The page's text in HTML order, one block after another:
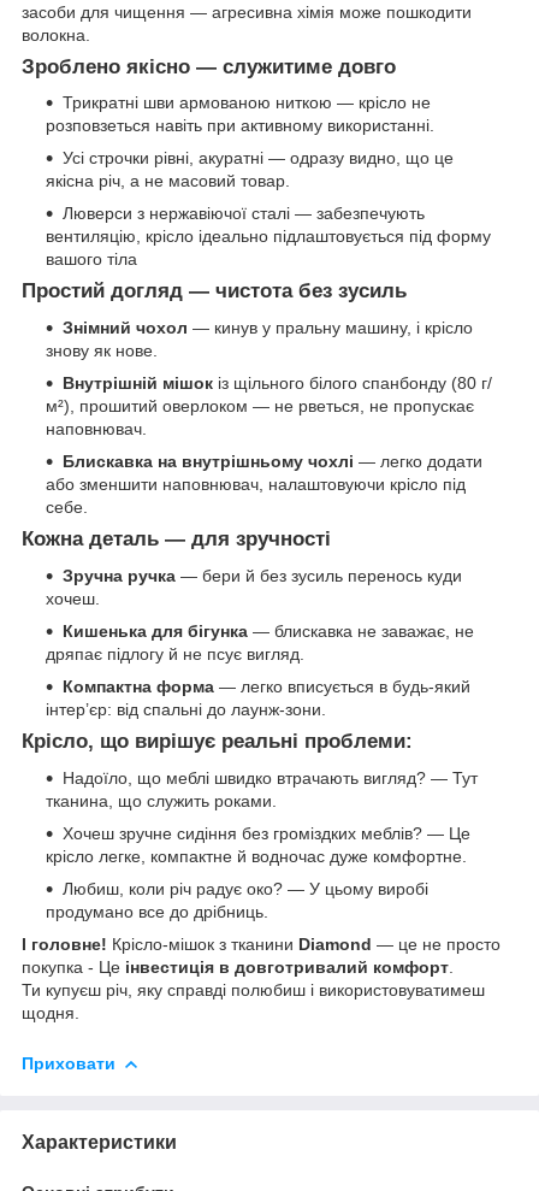
засоби для чищення — агресивна хімія може пошкодити
волокна.
Зроблено якісно — служитиме довго
Трикратні шви армованою ниткою — крісло не
розповзеться навіть при активному використанні.
Усі строчки рівні, акуратні — одразу видно, що це
якісна річ, а не масовий товар.
Люверси з нержавіючої сталі — забезпечують
вентиляцію, крісло ідеально підлаштовується під форму
вашого тіла
Простий догляд — чистота без зусиль
Знімний чохол — кинув у пральну машину, і крісло
знову як нове.
Внутрішній мішок із щільного білого спанбонду (80 г/
м²), прошитий оверлоком — не рветься, не пропускає
наповнювач.
Блискавка на внутрішньому чохлі — легко додати
або зменшити наповнювач, налаштовуючи крісло під
себе.
Кожна деталь — для зручності
Зручна ручка — бери й без зусиль перенось куди
хочеш.
Кишенька для бігунка — блискавка не заважає, не
дряпає підлогу й не псує вигляд.
Компактна форма — легко вписується в будь-який
інтер’єр: від спальні до лаунж-зони.
Крісло, що вирішує реальні проблеми:
Надоїло, що меблі швидко втрачають вигляд? — Тут
тканина, що служить роками.
Хочеш зручне сидіння без громіздких меблів? — Це
крісло легке, компактне й водночас дуже комфортне.
Любиш, коли річ радує око? — У цьому виробі
продумано все до дрібниць.
І головне! Крісло-мішок з тканини Diamond — це не просто
покупка - Це інвестиція в довготривалий комфорт
Ти купуєш річ, яку справді полюбиш і використовуватимеш
щодня.
Приховати
Характеристики